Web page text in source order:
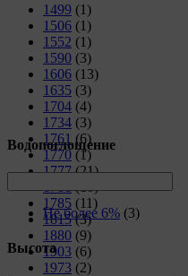
1499 (1)
1506 (1)
1552 (1)
1590 (3)
1606 (13)
1635 (3)
1704 (4)
1734 (3)
1761 (6)
1770 (1)
1777 (21)
1781 (10)
1785 (11)
1815 (3)
1880 (9)
1903 (6)
1973 (2)
Водопоглощение
Не более 6% (3)
Высота